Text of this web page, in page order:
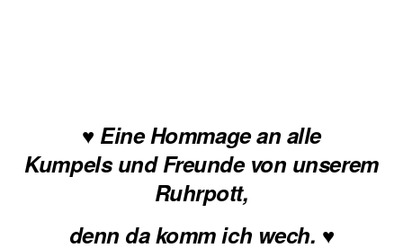
♥ Eine Hommage an alle
Kumpelsund Freunde von unserem
Ruhrpott,
denn da komm ich wech. ♥